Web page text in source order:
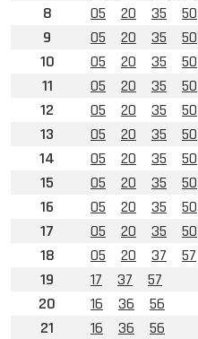
8
05 20 35
50
9
05 20 35
50
10
05 20 35
50
11
05 20 35
50
12
05 20 35
50
13
05 20 35
50
14
05 20 35
50
15
05 20 35
50
16
05 20 35
50
17
05 20 35
50
18
05 20 37
57
19
17 37
57
20
16 36
56
21
16 36
56